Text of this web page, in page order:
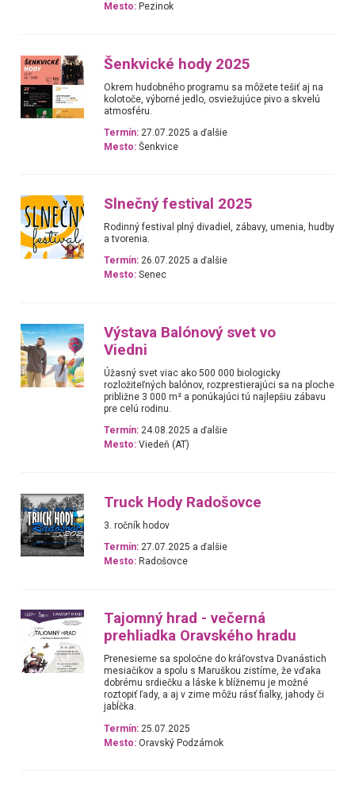
Mesto: Pezinok
Šenkvické hody 2025
Okrem hudobného programu sa môžete tešiť aj na
kolotoče, výborné jedlo, osviežujúce pivo a skvelú
atmosféru.
Termín: 27.07.2025 a ďalšie
Mesto: Šenkvice
Slnečný festival 2025
Rodinný festival plný divadiel, zábavy, umenia, hudby
a tvorenia.
Termín: 26.07.2025 a ďalšie
Mesto: Senec
Výstava Balónový svet vo
Viedni
Úžasný svet viac ako 500 000 biologicky
rozložiteľných balónov, rozprestierajúci sa na ploche
približne 3 000 m² a ponúkajúci tú najlepšiu zábavu
pre celú rodinu.
Termín: 24.08.2025 a ďalšie
Mesto: Viedeň (AT)
Truck Hody Radošovce
3. ročník hodov
Termín: 27.07.2025 a ďalšie
Mesto: Radošovce
Tajomný hrad - večerná
prehliadka Oravského hradu
Prenesieme sa spoločne do kráľovstva Dvanástich
mesiačikov a spolu s Maruškou zistíme, že vďaka
dobrému srdiečku a láske k blížnemu je možné
roztopiť ľady, a aj v zime môžu rásť fialky, jahody či
jabĺčka.
Termín: 25.07.2025
Mesto: Oravský Podzámok